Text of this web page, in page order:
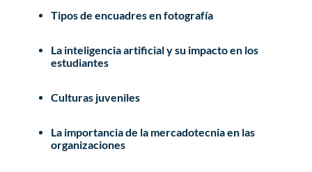
Tipos de encuadres en fotografía
La inteligencia artificial y su impacto en los
estudiantes
Culturas juveniles
La importancia de la mercadotecnia en las
organizaciones